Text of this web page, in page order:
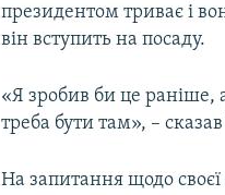
президентом триває і
він вступить на посаду.
«Я зробив би це раніше,
треба бути там», –
На запитання щодо